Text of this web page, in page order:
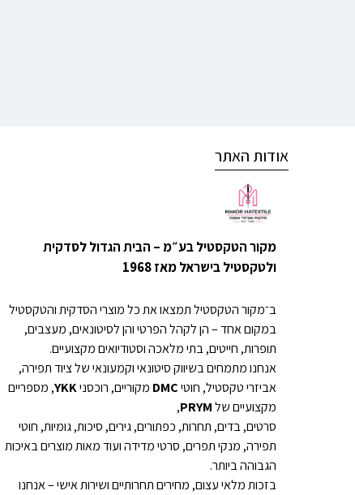
אודות האתר
מקור הטקסטיל בע״מ – הבית הגדול לסדקית
ולטקסטיל בישראל מאז 1968
ב־מקור הטקסטיל תמצאו את כל מוצרי הסדקית והטקסטיל
במקום אחד – הן לקהל הפרטי והן לסיטונאים, מעצבים,
תופרות, חייטים, בתי מלאכה וסטודיואים מקצועיים.
אנחנו מתמחים בשיווק סיטונאי וקמעונאי של ציוד תפירה,
אביזרי טקסטיל, חוטיDMC מקוריים, רוכסניYKK, מספריים
מקצועיים שלPRYM
,
סרטים, בדים, תחרות, כפתורים, גירים, סיכות, גומיות, חוטי
תפירה, מנקי תפרים, סרטי מדידה ועוד מאות מוצרים באיכות
הגבוהה ביותר.
בזכות מלאי עצום, מחירים תחרותיים ושירות אישי – אנחנו